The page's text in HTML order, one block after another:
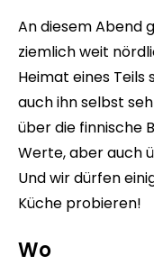
An diesem Abend
ziemlich weit
Heimat eines Teils
auch ihn selbst
über die finnische
Werte, aber auch
Und wir dürfen
Küche probieren!
Wo